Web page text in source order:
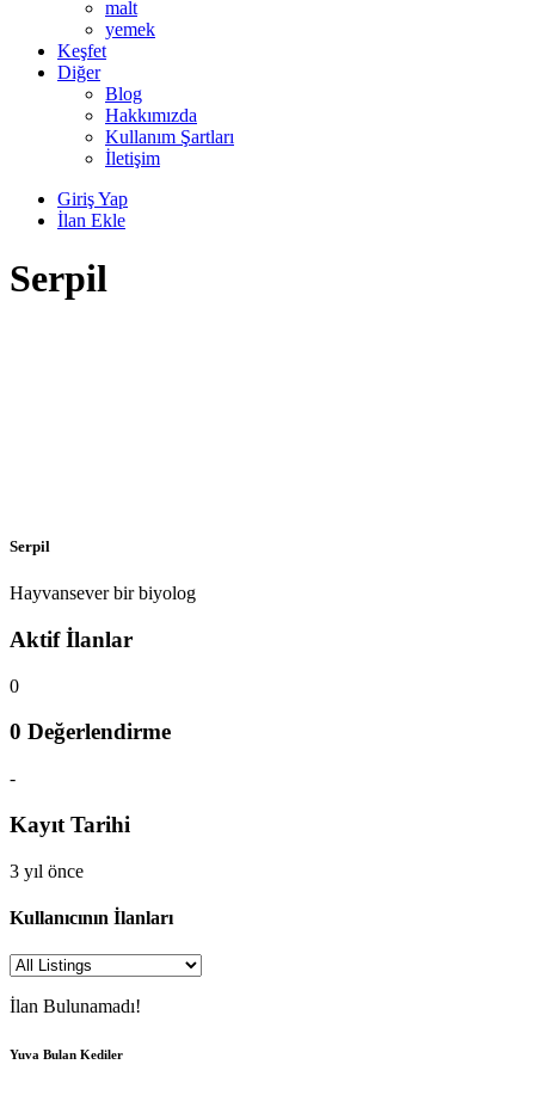
malt
yemek
Keşfet
Diğer
Blog
Hakkımızda
Kullanım Şartları
İletişim
Giriş Yap
İlan Ekle
Serpil
Serpil
Hayvansever bir biyolog
Aktif İlanlar
0
0 Değerlendirme
-
Kayıt Tarihi
3 yıl önce
Kullanıcının İlanları
İlan Bulunamadı!
Yuva Bulan Kediler